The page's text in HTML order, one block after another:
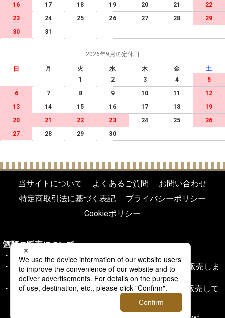
16
17 18 19 20 21
22
23
24 25 26 27 28
29
30
31
2026年9月の定休日
日 月 火 水 木 金
土
1
2 3 4
5
6
7 8 9 10 11
12
13
14 15 16 17 18
19
20
21 22 23 24 25
26
27
28 29 30
当サイトについて よくあるご質問
お問い合わせ
特定商取引法に基づく表記
プライバシーポリシー
Cookieポリシー
酒類の販売について
20歳未満の飲酒は法律により禁じられております。
20歳以上であることを確認できない場合、酒類を販売しま
せん。
当サイトの酒類は酒類販売業免許通知書に基づき販売して